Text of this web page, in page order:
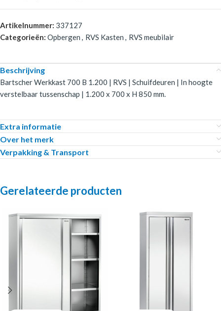
Artikelnummer: 337127
Categorieën: Opbergen , RVS Kasten , RVS meubilair
Beschrijving
Bartscher Werkkast 700 B 1.200 | RVS | Schuifdeuren | In hoogte
verstelbaar tussenschap | 1.200 x 700 x H 850 mm.
Extra informatie
Over het merk
Verpakking & Transport
Gerelateerde producten